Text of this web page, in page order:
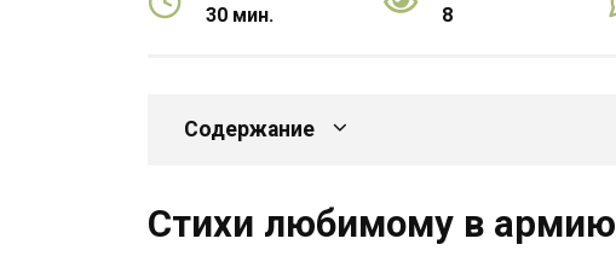
30 мин. 8
Содержание
Стихи любимому в армию